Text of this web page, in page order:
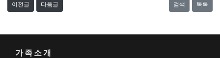
이전글 다음글 검색 목록
가족소개